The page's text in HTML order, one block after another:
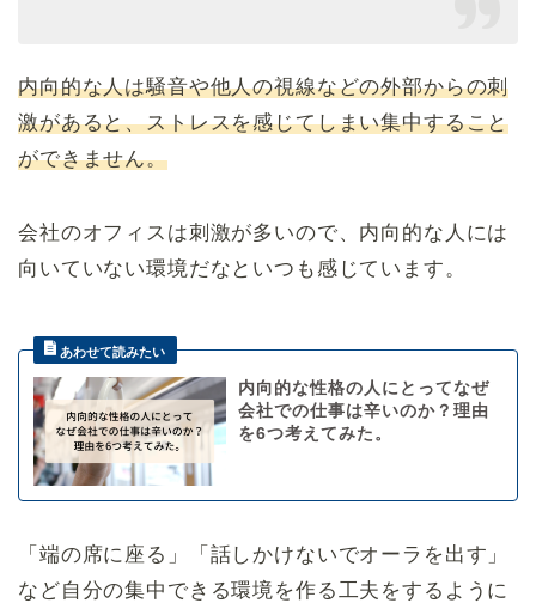
内向的な人は騒音や他人の視線などの外部からの刺
激があると、ストレスを感じてしまい集中すること
ができません。
会社のオフィスは刺激が多いので、内向的な人には
向いていない環境だなといつも感じています。
内向的な性格の人にとってなぜ
会社での仕事は辛いのか？理由
を6つ考えてみた。
「端の席に座る」「話しかけないでオーラを出す」
など自分の集中できる環境を作る工夫をするように